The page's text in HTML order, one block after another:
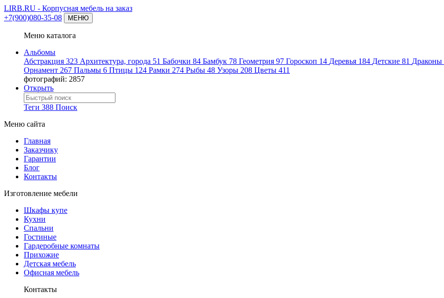
LIRB.RU - Корпусная мебель на заказ
+7(900)080-35-08
МЕНЮ
Меню каталога
Альбомы
Абстракция 323 Архитектура, города 51 Бабочки 84 Бамбук 78 Геометрия 97 Гороскоп 14 Деревья 184 Детские 81 Драконы
Орнамент 267 Пальмы 6 Птицы 124 Рамки 274 Рыбы 48 Узоры 208 Цветы 411
фотографий: 2857
Открыть
Теги 388 Поиск
Меню сайта
Главная
Заказчику
Гарантии
Блог
Контакты
Изготовление мебели
Шкафы купе
Кухни
Спальни
Гостиные
Гардеробные комнаты
Прихожие
Детская мебель
Офисная мебель
Контакты